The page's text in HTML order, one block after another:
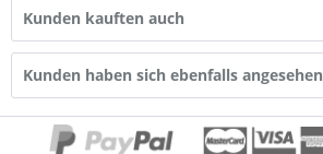
Kunden kauften auch
Kunden haben sich ebenfalls angesehen